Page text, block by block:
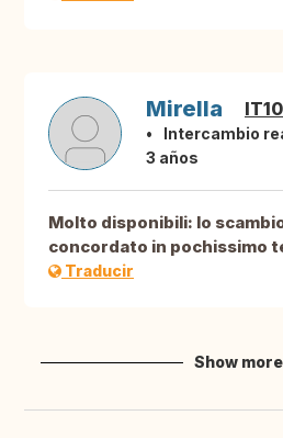
Mirella
Intercambio
3 años
Molto disponibili: lo
concordato in pochissimo
Traducir
Show